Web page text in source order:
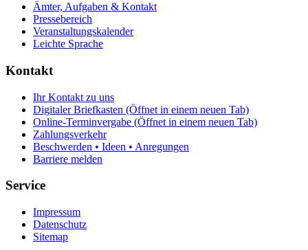
Ämter, Aufgaben & Kontakt
Pressebereich
Veranstaltungskalender
Leichte Sprache
Kontakt
Ihr Kontakt zu uns
Digitaler Briefkasten (Öffnet in einem neuen Tab)
Online-Terminvergabe (Öffnet in einem neuen Tab)
Zahlungsverkehr
Beschwerden • Ideen • Anregungen
Barriere melden
Service
Impressum
Datenschutz
Sitemap